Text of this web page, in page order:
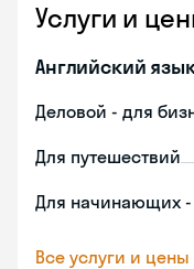
Услуги и
Английский
Деловой - для
Для путешествий
Для начинающих
Все услуги и цены